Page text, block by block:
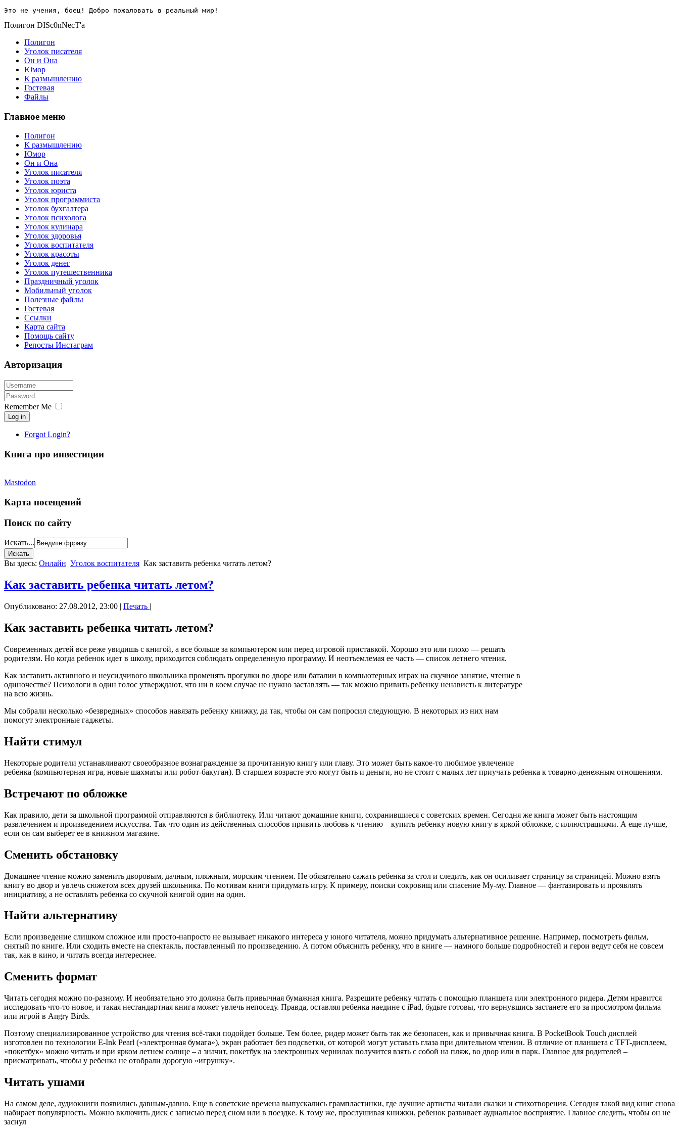
Это не учения, боец! Добро пожаловать в реальный мир!
Полигон DISc0nNecT'a
Полигон
Уголок писателя
Он и Она
Юмор
К размышлению
Гостевая
Файлы
Главное меню
Полигон
К размышлению
Юмор
Он и Она
Уголок писателя
Уголок поэта
Уголок юриста
Уголок программиста
Уголок бухгалтера
Уголок психолога
Уголок кулинара
Уголок здоровья
Уголок воспитателя
Уголок красоты
Уголок денег
Уголок путешественника
Праздничный уголок
Мобильный уголок
Полезные файлы
Гостевая
Ссылки
Карта сайта
Помощь сайту
Репосты Инстаграм
Авторизация
Remember Me
Log in
Forgot Login?
Книга про инвестиции
Mastodon
Карта посещений
Поиск по сайту
Искать...
Вы здесь: Онлайн Уголок воспитателя Как заставить ребенка читать летом?
Как заставить ребенка читать летом?
Опубликовано: 27.08.2012, 23:00 | Печать |
Как заставить ребенка читать летом?
Современных детей все реже увидишь с книгой, а все больше за компьютером или перед игровой приставкой. Хорошо это или плохо — решать
родителям. Но когда ребенок идет в школу, приходится соблюдать определенную программу. И неотъемлемая ее часть — список летнего чтения.
Как заставить активного и неусидчивого школьника променять прогулки во дворе или баталии в компьютерных играх на скучное занятие, чтение в
одиночестве? Психологи в один голос утверждают, что ни в коем случае не нужно заставлять — так можно привить ребенку ненависть к литературе
на всю жизнь.
Мы собрали несколько «безвредных» способов навязать ребенку книжку, да так, чтобы он сам попросил следующую. В некоторых из них нам
помогут электронные гаджеты.
Найти стимул
Некоторые родители устанавливают своеобразное вознаграждение за прочитанную книгу или главу. Это может быть какое-то любимое увлечение
ребенка (компьютерная игра, новые шахматы или робот-бакуган). В старшем возрасте это могут быть и деньги, но не стоит с малых лет приучать ребенка к товарно-денежным отношениям.
Встречают по обложке
Как правило, дети за школьной программой отправляются в библиотеку. Или читают домашние книги, сохранившиеся с советских времен. Сегодня же книга может быть настоящим
развлечением и произведением искусства. Так что один из действенных способов привить любовь к чтению – купить ребенку новую книгу в яркой обложке, с иллюстрациями. А еще лучше,
если он сам выберет ее в книжном магазине.
Сменить обстановку
Домашнее чтение можно заменить дворовым, дачным, пляжным, морским чтением. Не обязательно сажать ребенка за стол и следить, как он осиливает страницу за страницей. Можно взять
книгу во двор и увлечь сюжетом всех друзей школьника. По мотивам книги придумать игру. К примеру, поиски сокровищ или спасение Му-му. Главное — фантазировать и проявлять
инициативу, а не оставлять ребенка со скучной книгой один на один.
Найти альтернативу
Если произведение слишком сложное или просто-напросто не вызывает никакого интереса у юного читателя, можно придумать альтернативное решение. Например, посмотреть фильм,
снятый по книге. Или сходить вместе на спектакль, поставленный по произведению. А потом объяснить ребенку, что в книге — намного больше подробностей и герои ведут себя не совсем
так, как в кино, и читать всегда интереснее.
Сменить формат
Читать сегодня можно по-разному. И необязательно это должна быть привычная бумажная книга. Разрешите ребенку читать с помощью планшета или электронного ридера. Детям нравится
исследовать что-то новое, и такая нестандартная книга может увлечь непоседу. Правда, оставляя ребенка наедине с iPad, будьте готовы, что вернувшись застанете его за просмотром фильма
или игрой в Angry Birds.
Поэтому специализированное устройство для чтения всё-таки подойдет больше. Тем более, ридер может быть так же безопасен, как и привычная книга. В PocketBook Touch дисплей
изготовлен по технологии E-Ink Pearl («электронная бумага»), экран работает без подсветки, от которой могут уставать глаза при длительном чтении. В отличие от планшета с TFT-дисплеем,
«покетбук» можно читать и при ярком летнем солнце – а значит, покетбук на электронных чернилах получится взять с собой на пляж, во двор или в парк. Главное для родителей –
присматривать, чтобы у ребенка не отобрали дорогую «игрушку».
Читать ушами
На самом деле, аудиокниги появились давным-давно. Еще в советские времена выпускались грампластинки, где лучшие артисты читали сказки и стихотворения. Сегодня такой вид книг снова
набирает популярность. Можно включить диск с записью перед сном или в поездке. К тому же, прослушивая книжки, ребенок развивает аудиальное восприятие. Главное следить, чтобы он не
заснул